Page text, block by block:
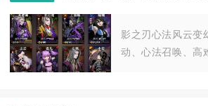
影之刃心法风云变
动、心法召唤、高